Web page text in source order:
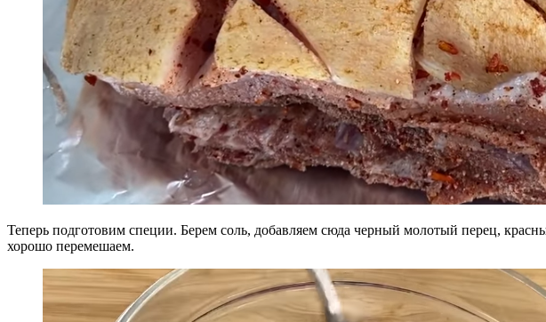
Теперь подготовим специи. Берем соль, добавляем сюда черный молотый перец,
хорошо перемешаем.